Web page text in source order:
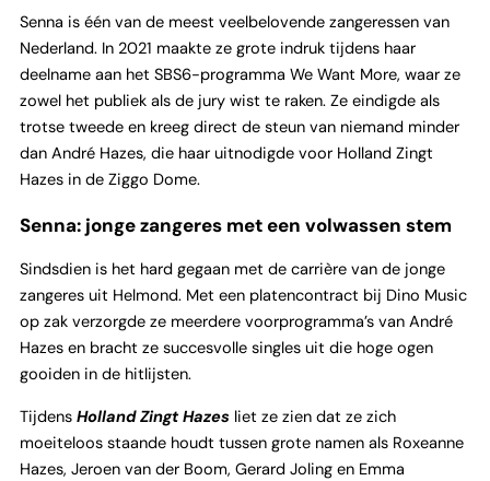
Senna is één van de meest veelbelovende zangeressen van
Nederland. In 2021 maakte ze grote indruk tijdens haar
deelname aan het SBS6-programma We Want More, waar ze
zowel het publiek als de jury wist te raken. Ze eindigde als
trotse tweede en kreeg direct de steun van niemand minder
dan André Hazes, die haar uitnodigde voor Holland Zingt
Hazes in de Ziggo Dome.
Senna: jonge zangeres met een volwassen stem
Sindsdien is het hard gegaan met de carrière van de jonge
zangeres uit Helmond. Met een platencontract bij Dino Music
op zak verzorgde ze meerdere voorprogramma’s van André
Hazes en bracht ze succesvolle singles uit die hoge ogen
gooiden in de hitlijsten.
Tijdens Holland Zingt Hazes liet ze zien dat ze zich
moeiteloos staande houdt tussen grote namen als Roxeanne
Hazes, Jeroen van der Boom, Gerard Joling en Emma